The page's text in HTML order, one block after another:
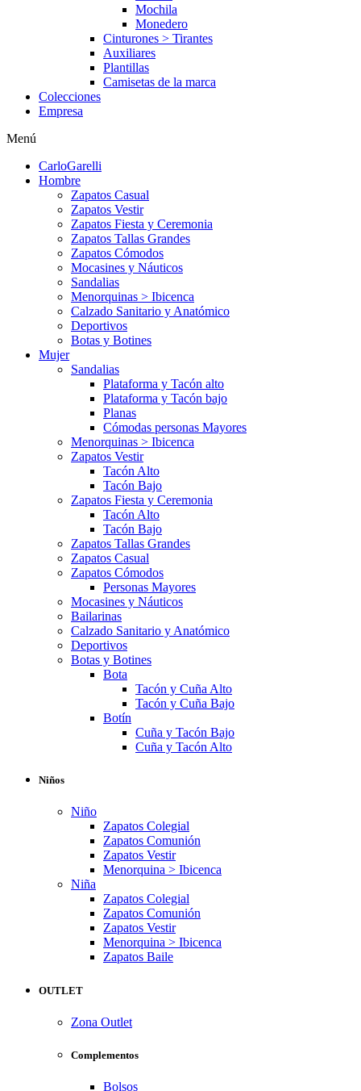
Mochila
Monedero
Cinturones > Tirantes
Auxiliares
Plantillas
Camisetas de la marca
Colecciones
Empresa
Menú
CarloGarelli
Hombre
Zapatos Casual
Zapatos Vestir
Zapatos Fiesta y Ceremonia
Zapatos Tallas Grandes
Zapatos Cómodos
Mocasines y Náuticos
Sandalias
Menorquinas > Ibicenca
Calzado Sanitario y Anatómico
Deportivos
Botas y Botines
Mujer
Sandalias
Plataforma y Tacón alto
Plataforma y Tacón bajo
Planas
Cómodas personas Mayores
Menorquinas > Ibicenca
Zapatos Vestir
Tacón Alto
Tacón Bajo
Zapatos Fiesta y Ceremonia
Tacón Alto
Tacón Bajo
Zapatos Tallas Grandes
Zapatos Casual
Zapatos Cómodos
Personas Mayores
Mocasines y Náuticos
Bailarinas
Calzado Sanitario y Anatómico
Deportivos
Botas y Botines
Bota
Tacón y Cuña Alto
Tacón y Cuña Bajo
Botín
Cuña y Tacón Bajo
Cuña y Tacón Alto
Niños
Niño
Zapatos Colegial
Zapatos Comunión
Zapatos Vestir
Menorquina > Ibicenca
Niña
Zapatos Colegial
Zapatos Comunión
Zapatos Vestir
Menorquina > Ibicenca
Zapatos Baile
OUTLET
Zona Outlet
Complementos
Bolsos